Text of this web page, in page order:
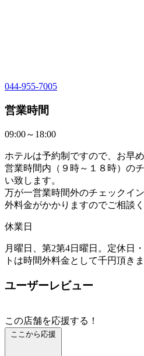
044-955-7005
営業時間
09:00～18:00
ホテルは予約制ですので、お早
営業時間内（９時～１８時）の
い致します。
万が一営業時間外のチェックイ
外料金がかかりますのでご相談く
休業日
月曜日、第2第4日曜日。定休日
トは時間外料金として千円頂き
ユーザーレビュー
この店舗を応援する！
ここから応援